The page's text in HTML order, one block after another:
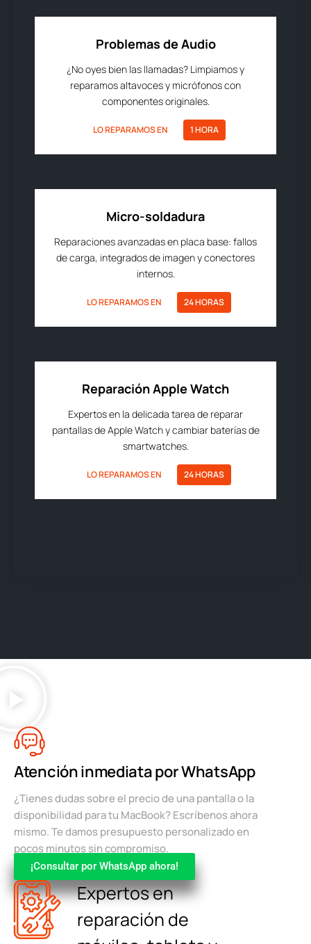
Problemas de Audio
¿No oyes bien las llamadas? Limpiamos y
reparamos altavoces y micrófonos con
componentes originales.
LO REPARAMOS EN 1 HORA
Micro-soldadura
Reparaciones avanzadas en placa base: fallos
de carga, integrados de imagen y conectores
internos.
LO REPARAMOS EN 24 HORAS
Reparación Apple Watch
Expertos en la delicada tarea de reparar
pantallas de Apple Watch y cambiar baterías de
smartwatches.
LO REPARAMOS EN 24 HORAS
Atención inmediata por WhatsApp
¿Tienes dudas sobre el precio de una pantalla o la
disponibilidad para tu MacBook? Escríbenos ahora
mismo. Te damos presupuesto personalizado en
pocos minutos sin compromiso.
¡Consultar por WhatsApp ahora!
Expertos en
reparación de